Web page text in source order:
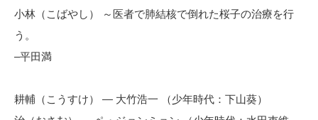
小林（こばやし） ～医者で肺結核で倒れた桜子の治療を行
う。
–平田満
耕輔（こうすけ） — 大竹浩一 （少年時代：下山葵）